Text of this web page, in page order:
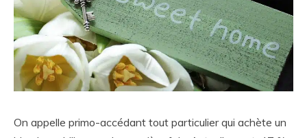
On appelle primo-accédant tout particulier qui achète un